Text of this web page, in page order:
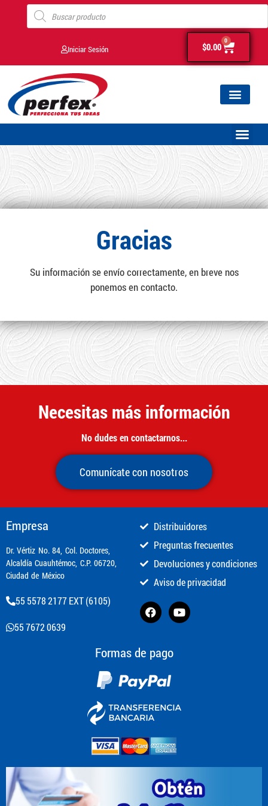
Iniciar Sesión $0.00
0
Gracias
Su información se envío correctamente, en breve nos
ponemos en contacto.
Necesitas más información
No dudes en contactarnos...
Comunícate con nosotros
Empresa
​Dr. Vértiz No. 84, Col. Doctores,
Alcaldía Cuauhtémoc, C.P. 06720,
Ciudad de México
55 5578 2177 EXT (6105)
55 7672 0639
Distribuidores
Preguntas frecuentes
Devoluciones y condiciones
Aviso de privacidad
Formas de pago